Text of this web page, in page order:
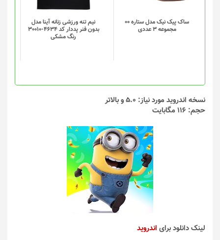
ساک پیک نیک مدل ستاره 00
مجموعه 3 عددی
گزینه
ها
محصول
انتخاب
شوند
نیم تنه ورزشی زنانه آینا مدل
بدون فنر پددار کد 4634-30010
رنگ مشکی
باشد.
گزینه
ها
ممکن
محصول
نسخه اندروید مورد نیاز: 5.0 و بالاتر
حجم: 116 مگابایت
لینک دانلود برای اندروید